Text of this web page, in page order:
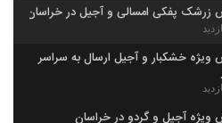
زرشک پفکی امسالی و آجیل در خراسان
ویژه خشکبار و آجیل ارسال به سراسر
ویژه آجیل و گردو در خراسان